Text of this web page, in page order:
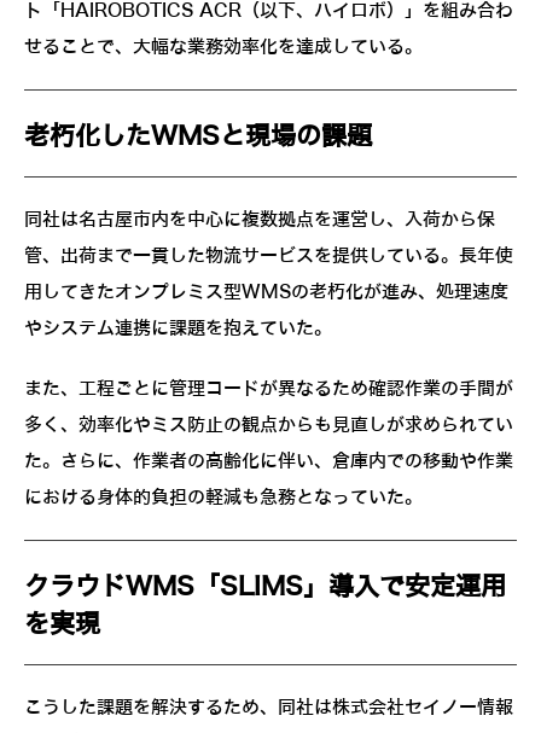
ト「HAIROBOTICS ACR（以下、ハイロボ）」を組み合わ
せることで、大幅な業務効率化を達成している。
老朽化したWMSと現場の課題
同社は名古屋市内を中心に複数拠点を運営し、入荷から保
管、出荷まで一貫した物流サービスを提供している。長年使
用してきたオンプレミス型WMSの老朽化が進み、処理速度
やシステム連携に課題を抱えていた。
また、工程ごとに管理コードが異なるため確認作業の手間が
多く、効率化やミス防止の観点からも見直しが求められてい
た。さらに、作業者の高齢化に伴い、倉庫内での移動や作業
における身体的負担の軽減も急務となっていた。
クラウドWMS「SLIMS」導入で安定運用
を実現
こうした課題を解決するため、同社は株式会社セイノー情報